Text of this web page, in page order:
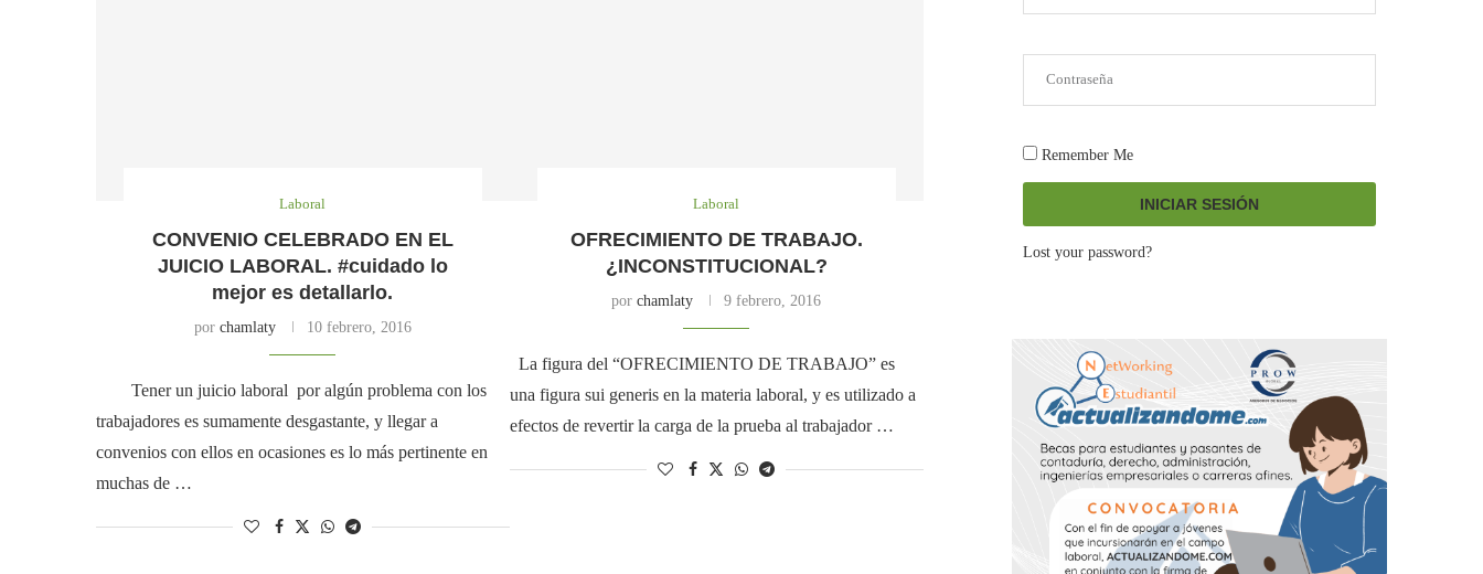
Laboral
CONVENIO CELEBRADO EN EL
JUICIO LABORAL. #cuidado lo
mejor es detallarlo.
por chamlaty 10 febrero, 2016
Tener un juicio laboral por algún problema con los
trabajadores es sumamente desgastante, y llegar a
convenios con ellos en ocasiones es lo más pertinente en
muchas de …
Laboral
OFRECIMIENTO DE TRABAJO.
¿INCONSTITUCIONAL?
porchamlaty 9 febrero, 2016
La figura del “OFRECIMIENTO DE TRABAJO” es
una figura sui generis en la materia laboral, y es utilizado a
efectos de revertir la carga de la prueba al trabajador …
Remember Me
INICIAR SESIÓN
Lost your password?